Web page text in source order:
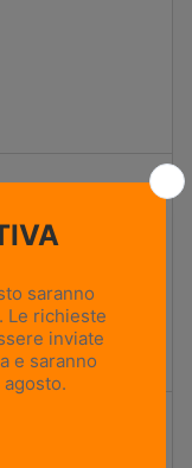
4
più impegnativi.
rigidità torsionale
pesanti.